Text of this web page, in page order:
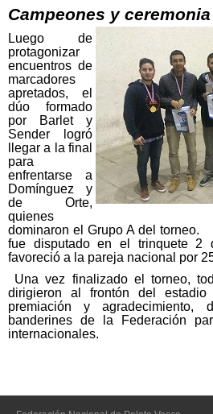
Campeones y
Luego de
protagonizar
encuentros de
marcadores
apretados, el
dúo formado
por Barlet y
Sender logró
llegar a la final
para
enfrentarse a
Domínguez y
de Orte,
quienes
dominaron el Grupo A del
fue disputado en el trinquete 2
favoreció a la pareja nacional por
Una vez finalizado el torneo,
dirigieron al frontón del
premiación y agradecimiento,
banderines de la Federación
internacionales.